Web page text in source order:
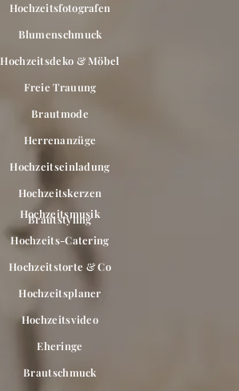
Hochzeitsfotografen
Blumenschmuck
Hochzeitsdeko & Möbel
Freie Trauung
Brautmode
Herrenanzüge
Hochzeitseinladung
Hochzeitskerzen
Brautstyling
Hochzeitsmusik
Hochzeits-Catering
Hochzeitstorte & Co
Hochzeitsplaner
Hochzeitsvideo
Eheringe
Brautschmuck